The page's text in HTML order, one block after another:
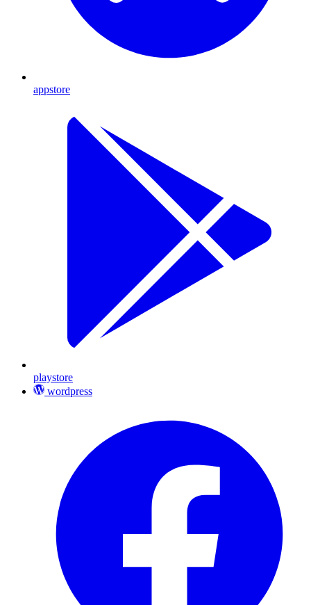
appstore
playstore
wordpress